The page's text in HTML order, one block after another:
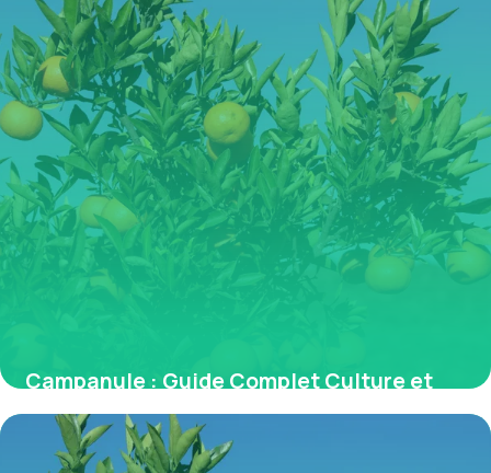
Campanule : Guide Complet Culture et
Entretien 2026
4 juillet 2026